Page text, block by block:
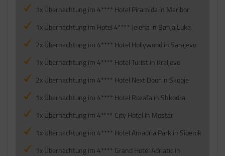
1x Übernachtung im 4**** Hotel Piramida in Maribor
1x Übernachtung im Hotel 4**** Jelena in Banja Luka
2x Übernachtung im 4**** Hotel Hollywood in Sarajevo
1x Übernachtung im 4**** Hotel Turist in Kraljevo
2x Übernachtung im 4**** Hotel Next Door in Skopje
1x Übernachtung im 4**** Hotel Rozafa in Shkodra
1x Übernachtung im 4**** City Hotel in Mostar
1x Übernachtung im 4**** Hotel Amadria Park in Sibenik
1x Übernachtung im 4**** Grand Hotel Adriatic in